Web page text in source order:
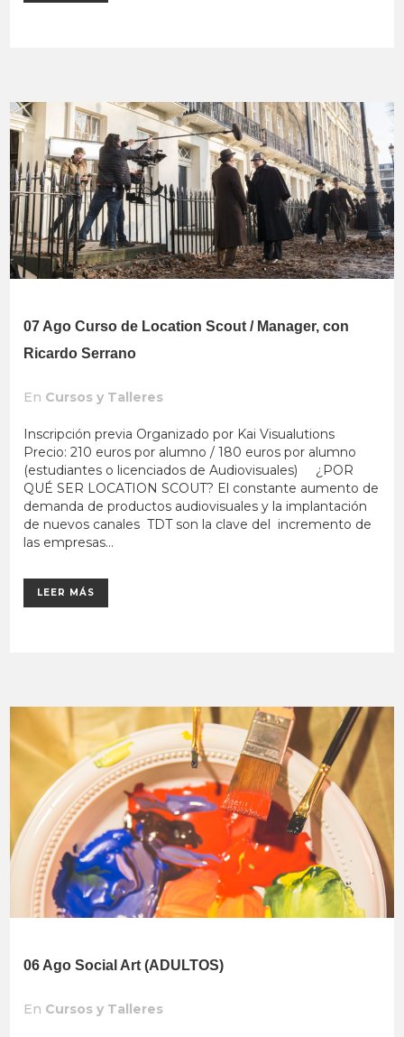
07 Ago Curso de Location Scout / Manager, con
Ricardo Serrano
En Cursos y Talleres
Inscripción previa Organizado por Kai Visualutions
Precio: 210 euros por alumno / 180 euros por alumno
(estudiantes o licenciados de Audiovisuales) ¿POR
QUÉ SER LOCATION SCOUT? El constante aumento de
demanda de productos audiovisuales y la implantación
de nuevos canales TDT son la clave del incremento de
las empresas...
LEER MÁS
06 Ago Social Art (ADULTOS)
En Cursos y Talleres